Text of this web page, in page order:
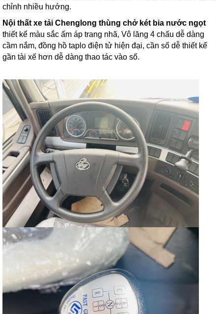
chỉnh nhiều hướng.
Nội thất xe tải Chenglong thùng chở két bia nước ngọt
thiết kế màu sắc ấm áp trang nhã, Vô lăng 4 chấu dễ dàng
cầm nắm, đồng hồ taplo điện tử hiện đại, cần số dễ thiết kế
gần tài xế hơn dễ dàng thao tác vào số.